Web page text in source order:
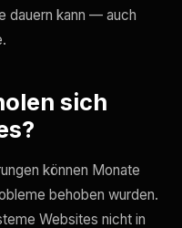
dauern kann — auch
sich
können Monate
behoben wurden.
Websites nicht in